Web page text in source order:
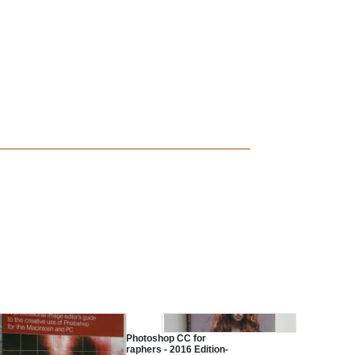
7.0 for
Adobe Photoshop CC for
Photographers - 2016 Edition-